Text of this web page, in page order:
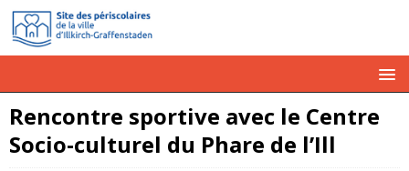
Rencontre sportive avec le Centre
Socio-culturel du Phare de l’Ill